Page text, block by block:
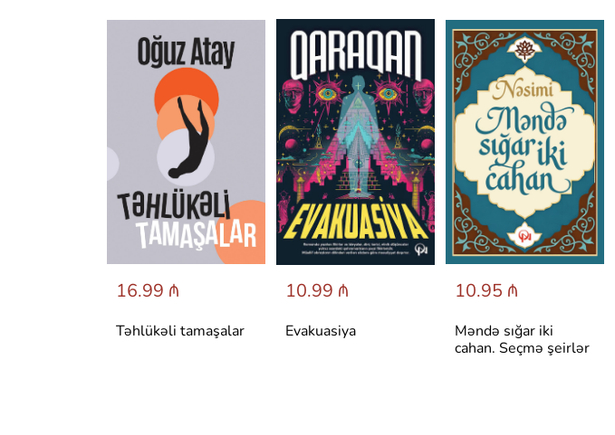
16.99 ₼
Təhlükəli tamaşalar
10.99 ₼
Evakuasiya
10.95 ₼
Məndə sığar iki
cahan. Seçmə şeirlər